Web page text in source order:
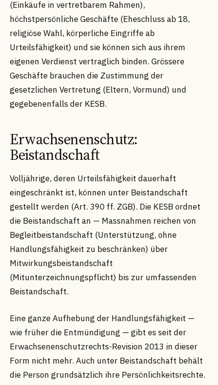
(Einkäufe in vertretbarem Rahmen),
höchstpersönliche Geschäfte (Eheschluss ab 18,
religiöse Wahl, körperliche Eingriffe ab
Urteilsfähigkeit) und sie können sich aus ihrem
eigenen Verdienst vertraglich binden. Grössere
Geschäfte brauchen die Zustimmung der
gesetzlichen Vertretung (Eltern, Vormund) und
gegebenenfalls der KESB.
Erwachsenenschutz:
Beistandschaft
Volljährige, deren Urteilsfähigkeit dauerhaft
eingeschränkt ist, können unter Beistandschaft
gestellt werden (Art. 390 ff. ZGB). Die KESB ordnet
die Beistandschaft an — Massnahmen reichen von
Begleitbeistandschaft (Unterstützung, ohne
Handlungsfähigkeit zu beschränken) über
Mitwirkungsbeistandschaft
(Mitunterzeichnungspflicht) bis zur umfassenden
Beistandschaft.
Eine ganze Aufhebung der Handlungsfähigkeit —
wie früher die Entmündigung — gibt es seit der
Erwachsenenschutzrechts-Revision 2013 in dieser
Form nicht mehr. Auch unter Beistandschaft behält
die Person grundsätzlich ihre Persönlichkeitsrechte.